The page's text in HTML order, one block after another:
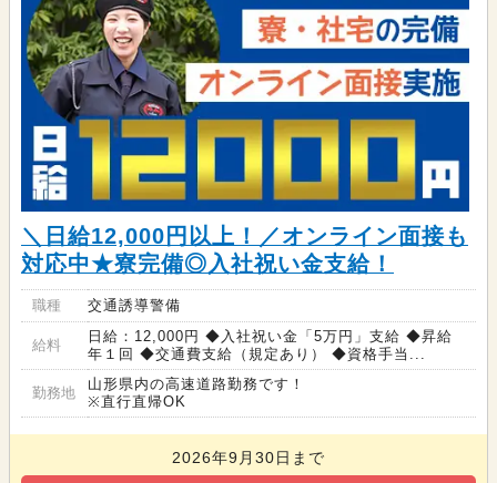
＼日給12,000円以上！／オンライン面接も
対応中★寮完備◎入社祝い金支給！
職種 交通誘導警備
給料
日給：12,000円 ◆入社祝い金「5万円」支給 ◆昇給
年１回 ◆交通費支給（規定あり） ◆資格手当...
勤務地
山形県内の高速道路勤務です！
※直行直帰OK
2026年9月30日まで